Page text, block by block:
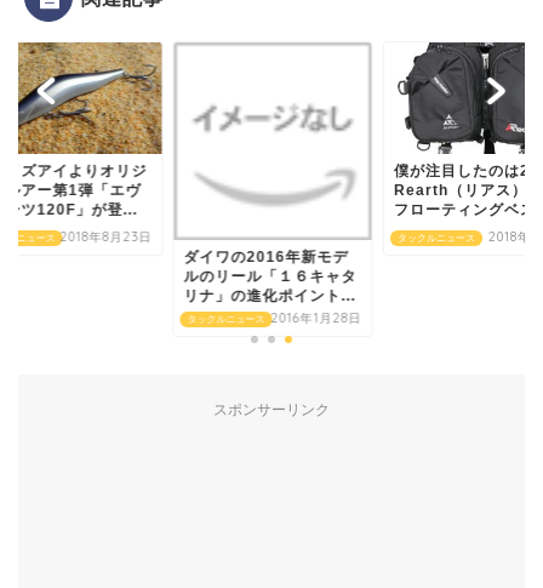
ルニュース
イズアイよりオリジ
ルアー第1弾「エヴ
ーツ120F」が登...
2018年8月23日
タックルニュース
ダイワの2016年新モデ
ルのリール「１６キャタ
リナ」の進化ポイント...
2016年1月28日
タックルニュース
僕が注目したのは2
Rearth（リアス）
フローティングベス
2018年5
スポンサーリンク